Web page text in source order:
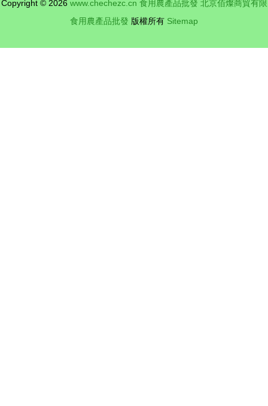
Copyright © 2026 www.chechezc.cn 食用農產品批發 北京佰燦商貿有限
食用農產品批發 版權所有 Sitemap